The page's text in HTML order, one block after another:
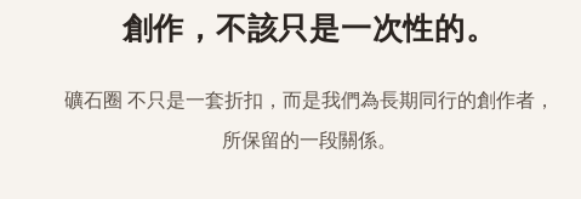
創作，不該只是一次性的。
礦石圈 不只是一套折扣，而是我們為長期同行的創作者，
所保留的一段關係。